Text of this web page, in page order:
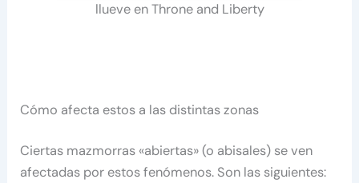
llueve en Throne and Liberty
Cómo afecta estos a las distintas zonas
Ciertas mazmorras «abiertas» (o abisales) se ven
afectadas por estos fenómenos. Son las siguientes: